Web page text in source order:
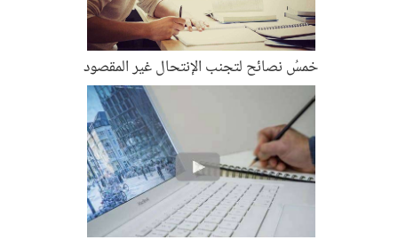
خمسُ نصائح لتجنب الإنتحال غير المقصود